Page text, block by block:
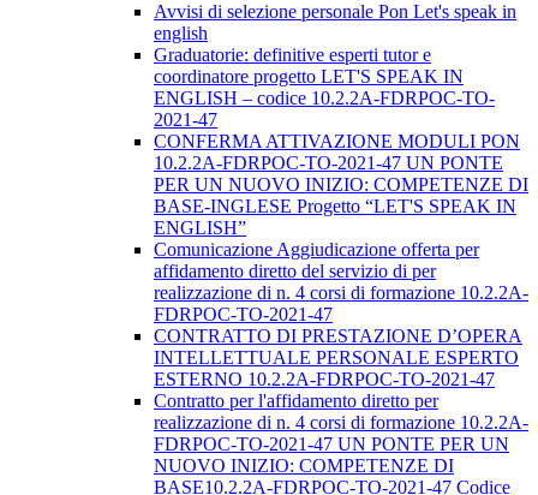
Avvisi di selezione personale Pon Let's speak in
english
Graduatorie: definitive esperti tutor e
coordinatore progetto LET'S SPEAK IN
ENGLISH – codice 10.2.2A-FDRPOC-TO-
2021-47
CONFERMA ATTIVAZIONE MODULI PON
10.2.2A-FDRPOC-TO-2021-47 UN PONTE
PER UN NUOVO INIZIO: COMPETENZE DI
BASE-INGLESE Progetto “LET'S SPEAK IN
ENGLISH”
Comunicazione Aggiudicazione offerta per
affidamento diretto del servizio di per
realizzazione di n. 4 corsi di formazione 10.2.2A-
FDRPOC-TO-2021-47
CONTRATTO DI PRESTAZIONE D’OPERA
INTELLETTUALE PERSONALE ESPERTO
ESTERNO 10.2.2A-FDRPOC-TO-2021-47
Contratto per l'affidamento diretto per
realizzazione di n. 4 corsi di formazione 10.2.2A-
FDRPOC-TO-2021-47 UN PONTE PER UN
NUOVO INIZIO: COMPETENZE DI
BASE10.2.2A-FDRPOC-TO-2021-47 Codice